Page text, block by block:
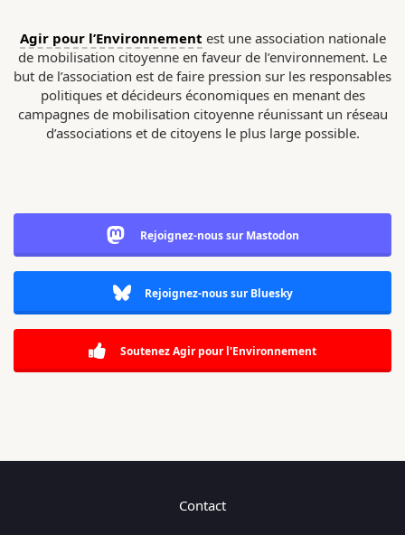
Agir pour l’Environnement est une association nationale
de mobilisation citoyenne en faveur de l’environnement. Le
but de l’association est de faire pression sur les responsables
politiques et décideurs économiques en menant des
campagnes de mobilisation citoyenne réunissant un réseau
d’associations et de citoyens le plus large possible.
Rejoignez-nous sur Mastodon
Rejoignez-nous sur Bluesky
Soutenez Agir pour l'Environnement
Contact